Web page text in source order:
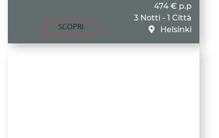
SCOPRI
474 € p.p
3 Notti - 1 Città
Helsinki